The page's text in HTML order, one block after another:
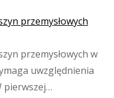
przemysłowych
przemysłowych w
uwzględnienia
pierwszej…